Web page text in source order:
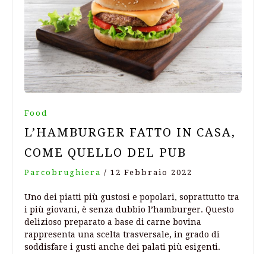
Food
L’HAMBURGER FATTO IN CASA,
COME QUELLO DEL PUB
Parcobrughiera / 12 Febbraio 2022
Uno dei piatti più gustosi e popolari, soprattutto tra
i più giovani, è senza dubbio l’hamburger. Questo
delizioso preparato a base di carne bovina
rappresenta una scelta trasversale, in grado di
soddisfare i gusti anche dei palati più esigenti.